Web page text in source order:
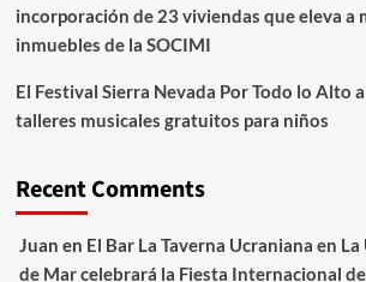
incorporación de 23 viviendas que eleva a
inmuebles de la SOCIMI
El Festival Sierra Nevada Por Todo lo Alto
talleres musicales gratuitos para niños
Recent Comments
Juan en El Bar La Taverna Ucraniana en
de Mar celebrará la Fiesta Internacional